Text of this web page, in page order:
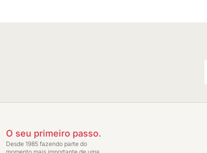
O seu primeiro passo.
Desde 1985 fazendo parte do